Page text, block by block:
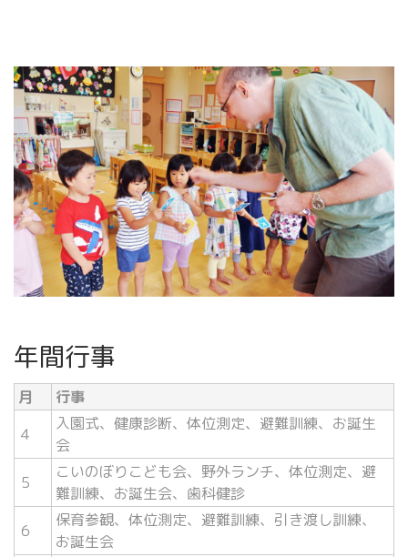
年間行事
月
行事
４
入園式、健康診断、体位測定、避難訓練、お誕生
会
５
こいのぼりこども会、野外ランチ、体位測定、避
難訓練、お誕生会、歯科健診
６
保育参観、体位測定、避難訓練、引き渡し訓練、
お誕生会